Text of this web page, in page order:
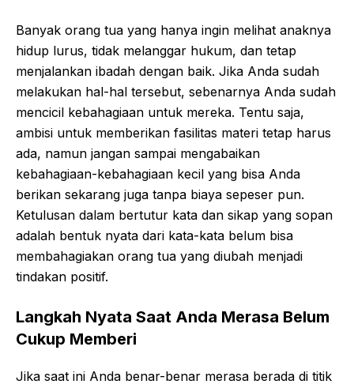
Banyak orang tua yang hanya ingin melihat anaknya
hidup lurus, tidak melanggar hukum, dan tetap
menjalankan ibadah dengan baik. Jika Anda sudah
melakukan hal-hal tersebut, sebenarnya Anda sudah
mencicil kebahagiaan untuk mereka. Tentu saja,
ambisi untuk memberikan fasilitas materi tetap harus
ada, namun jangan sampai mengabaikan
kebahagiaan-kebahagiaan kecil yang bisa Anda
berikan sekarang juga tanpa biaya sepeser pun.
Ketulusan dalam bertutur kata dan sikap yang sopan
adalah bentuk nyata dari kata-kata belum bisa
membahagiakan orang tua yang diubah menjadi
tindakan positif.
Langkah Nyata Saat Anda Merasa Belum
Cukup Memberi
Jika saat ini Anda benar-benar merasa berada di titik